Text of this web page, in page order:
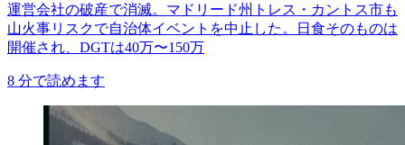
運営会社の破産で消滅。マドリード州トレス・カントス市も
山火事リスクで自治体イベントを中止した。日食そのものは
開催され、DGTは40万〜150万
8 分で読めます